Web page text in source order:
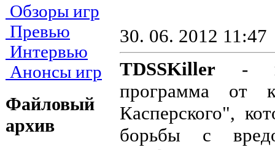
Обзоры игр
Превью
Интервью
Анонсы игр
Файловый
архив
30. 06. 2012 11:47
TDSSKiller -
программа от
Касперского",
борьбы с